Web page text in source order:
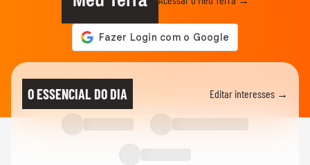
O ESSENCIAL DO DIA Editar interesses →